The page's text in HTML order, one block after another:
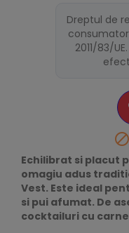
Dreptul de
2011/83/

Echilibrat si placut
omagiu adus
Vest. Este ideal
si pui afumat. De
cocktailuri cu